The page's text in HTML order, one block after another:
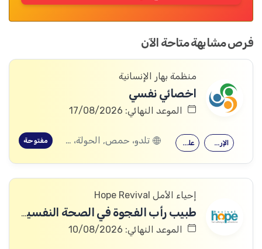
فرص مشابهة متاحة الآن
منظمة بهار الإنسانية
اخصائي نفسي
الموعد النهائي: 17/08/2026
علم النفس الإرشاد النفسي تلدو، حمص, الحولة، حمص مفتوحة
إحياء الأمل Hope Revival
طبيب رأب الفجوة في الصحة النفسية (mhGAP Doctor)
الموعد النهائي: 10/08/2026